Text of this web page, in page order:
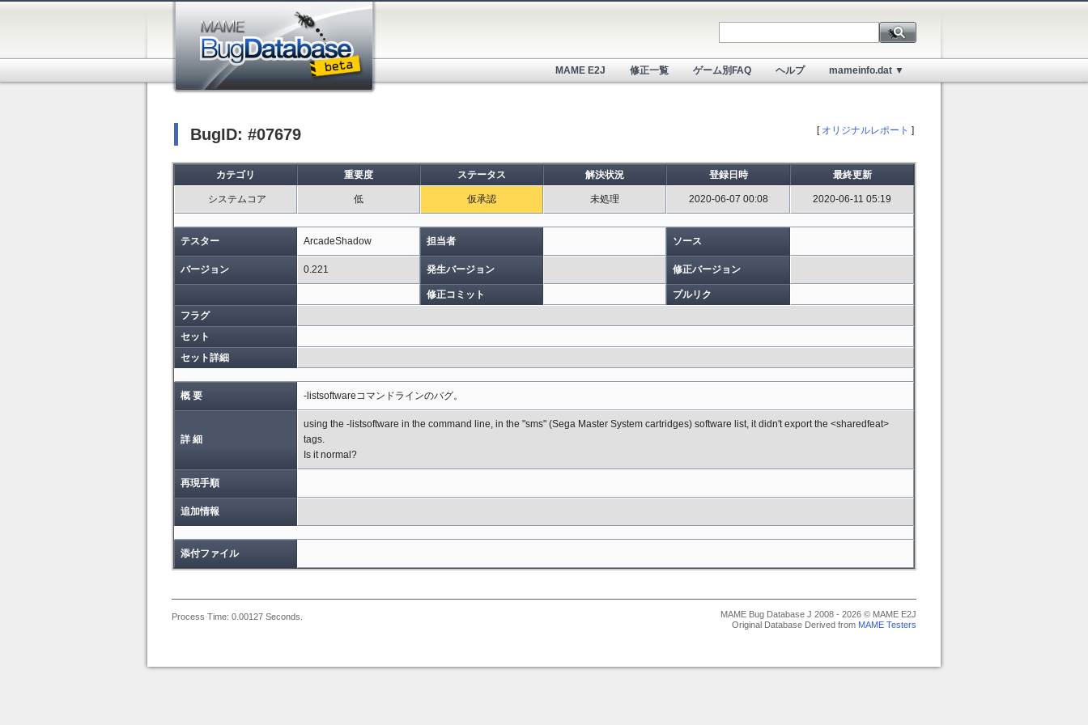
MAME E2J 修正一覧 ゲーム別FAQ ヘルプ mameinfo.dat ▼
[ オリジナルレポート ]
BugID: #07679
カテゴリ 重要度 ステータス 解決状況 登録日時 最終更新
システムコア 低 仮承認 未処理 2020-06-07 00:08 2020-06-11 05:19
テスター ArcadeShadow 担当者 ソース
バージョン 0.221 発生バージョン 修正バージョン
修正コミット
プルリク
フラグ
セット
セット詳細
概 要 -listsoftwareコマンドラインのバグ。
詳 細
using the -listsoftware in the command line, in the "sms" (Sega Master System cartridges) software list, it didn't export the <sharedfeat>
tags.
Is it normal?
再現手順
追加情報
添付ファイル
MAME Bug Database J 2008 - 2026 © MAME E2J
Original Database Derived from MAME Testers
Process Time: 0.00127 Seconds.